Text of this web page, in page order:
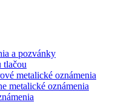
a pozvánky
tlačou
metalické oznámenia
metalické oznámenia